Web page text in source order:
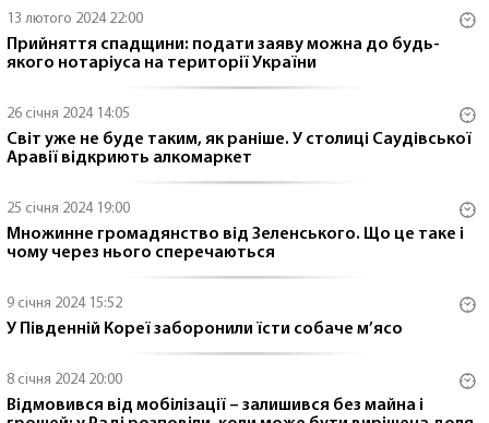
13 лютого 2024 22:00
Прийняття спадщини: подати заяву можна до будь-
якого нотаріуса на території України
26 січня 2024 14:05
Світ уже не буде таким, як раніше. У столиці Саудівської
Аравії відкриють алкомаркет
25 січня 2024 19:00
Множинне громадянство від Зеленського. Що це таке і
чому через нього сперечаються
9 січня 2024 15:52
У Південній Кореї заборонили їсти собаче м’ясо
8 січня 2024 20:00
Відмовився від мобілізації – залишився без майна і